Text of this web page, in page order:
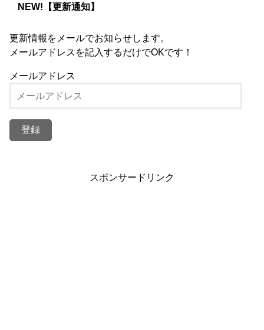
NEW!【更新通知】
更新情報をメールでお知らせします。
メールアドレスを記入するだけでOKです！
メールアドレス
スポンサードリンク